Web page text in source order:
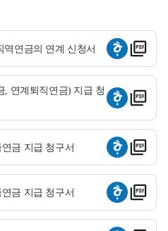
역연금의 연계 신청서
, 연계퇴직연금) 지급 청
금 지급 청구서
금 지급 청구서